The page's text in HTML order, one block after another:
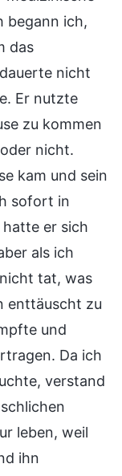
begann ich,
das
nicht
Er nutzte
zu kommen
nicht.
kam und sein
sofort in
hatte er sich
als ich
tat, was
enttäuscht zu
und
Da ich
verstand
leben, weil
ihn